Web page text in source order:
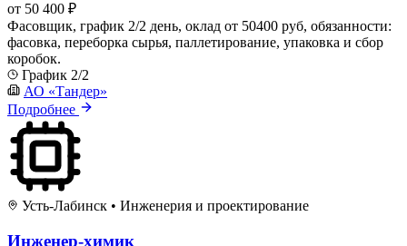
от 50 400 ₽
Фасовщик, график 2/2 день, оклад от 50400 руб, обязанности:
фасовка, переборка сырья, паллетирование, упаковка и сбор
коробок.
График 2/2
АО «Тандер»
Подробнее
Усть-Лабинск • Инженерия и проектирование
Инженер-химик